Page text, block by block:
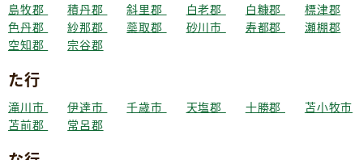
島牧郡
積丹郡 斜里郡 白老郡 白糠郡
標津郡
色丹郡
紗那郡 蘂取郡 砂川市 寿都郡
瀬棚郡
空知郡
宗谷郡
た行
滝川市 伊達市 千歳市 天塩郡 十勝郡
苫小牧市
苫前郡
常呂郡